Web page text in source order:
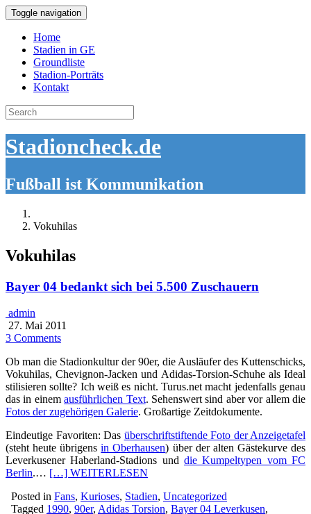
Toggle navigation
Home
Stadien in GE
Groundliste
Stadion-Porträts
Kontakt
Search
for:
Stadioncheck.de
Fußball ist Kommunikation
Vokuhilas
Vokuhilas
Bayer 04 bedankt sich bei 5.500 Zuschauern
admin
27. Mai 2011
3 Comments
Ob man die Stadionkultur der 90er, die Ausläufer des Kuttenschicks,
Vokuhilas, Chevignon-Jacken und Adidas-Torsion-Schuhe als Ideal
stilisieren sollte? Ich weiß es nicht. Turus.net macht jedenfalls genau
das in einemausführlichen Text. Sehenswert sind aber vor allem die
Fotos der zugehörigen Galerie. Großartige Zeitdokumente.
Eindeutige Favoriten: Das überschriftstiftende Foto der Anzeigetafel
(steht heute übrigensin Oberhausen) über der alten Gästekurve des
Leverkusener Haberland-Stadions und die Kumpeltypen vom FC
Berlin.… […] WEITERLESEN
Posted in Fans, Kurioses, Stadien, Uncategorized
Tagged 1990, 90er, Adidas Torsion, Bayer 04 Leverkusen,